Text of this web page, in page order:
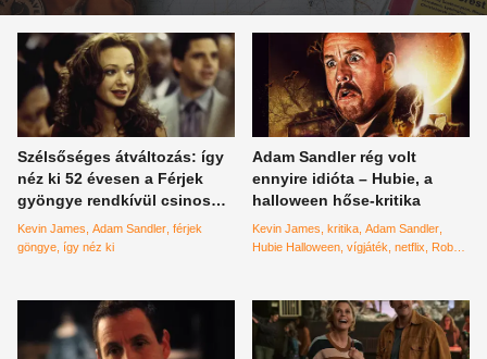
Szélsőséges átváltozás: így
néz ki 52 évesen a Férjek
gyöngye rendkívül csinos
színésznője, Leah Remini
Kevin James Adam Sandler férjek
göngye így néz ki
Adam Sandler rég volt
ennyire idióta – Hubie, a
halloween hőse-kritika
Kevin James kritika Adam Sandler
Hubie Halloween vígjáték netflix
Rob